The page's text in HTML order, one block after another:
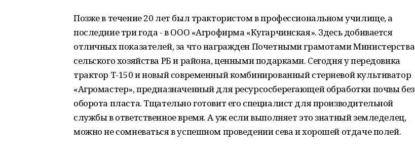
Позже в течение 20 лет был трактористом в профессиональном училище, а
последние три года - в ООО «Агрофирма «Кугарчинская». Здесь добивается
отличных показателей, за что награжден Почетными грамотами Министерства
сельского хозяйства РБ и района, ценными подарками. Сегодня у передовика
трактор Т-150 и новый современный комбинированный стерневой культиватор
«Агромастер», предназначенный для ресурсосберегающей обработки почвы без
оборота пласта. Тщательно готовит его специалист для производительной
службы в ответственное время. А уж если выполняет это знатный земледелец,
можно не сомневаться в успешном проведении сева и хорошей отдаче полей.